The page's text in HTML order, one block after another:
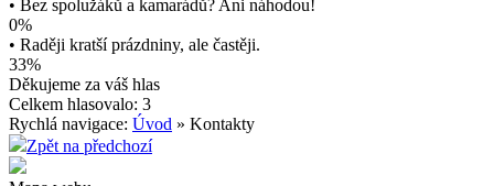
• Bez spolužáků a kamarádů? Ani náhodou!
0%
• Raději kratší prázdniny, ale častěji.
33%
Děkujeme za váš hlas
Celkem hlasovalo: 3
Rychlá navigace: Úvod » Kontakty
Zpět na předchozí